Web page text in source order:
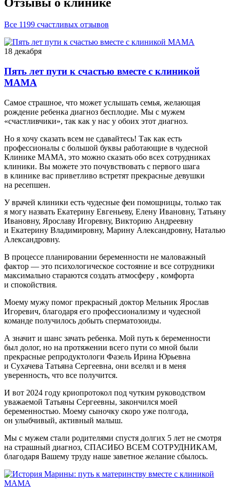
Отзывы о клинике
Все 1199 счастливых отзывов
18 декабря
Пять лет пути к счастью вместе с клиникой
МАМА
Самое страшное, что может услышать семья, желающая
рождение ребенка диагноз бесплодие. Мы с мужем
«счастливчики», так как у нас у обоих этот диагноз.
Но я хочу сказать всем не сдавайтесь! Так как есть
профессионалы с большой буквы работающие в чудесной
Клинике МАМА, это можно сказать обо всех сотрудниках
клиники. Вы можете это почувствовать с первого шага
в клинике вас приветливо встретят прекрасные девушки
на ресепшен.
У врачей клиники есть чудесные феи помощницы, только так
я могу назвать Екатерину Евгеньеву, Елену Ивановну, Татьяну
Ивановну, Ярославу Игоревну, Викторию Андреевну
и Екатерину Владимировну, Марину Александровну, Наталью
Александровну.
В процессе планировании беременности не маловажный
фактор — это психологическое состояние и все сотрудники
максимально стараются создать атмосферу , комфорта
и спокойствия.
Моему мужу помог прекрасный доктор Мельник Ярослав
Игоревич, благодаря его профессионализму и чудесной
команде получилось добыть сперматозоиды.
А значит и шанс зачать ребенка. Мой путь к беременности
был долог, но на протяжении всего пути со мной были
прекрасные репродуктологи Фазель Ирина Юрьевна
и Сухачева Татьяна Сергеевна, они вселял и в меня
уверенность, что все получится.
И вот 2024 году криопротокол под чутким руководством
уважаемой Татьяны Сергеевны, закончился моей
беременностью. Моему сыночку скоро уже полгода,
он улыбчивый, активный малыш.
Мы с мужем стали родителями спустя долгих 5 лет не смотря
на страшный диагноз, СПАСИБО ВСЕМ СОТРУДНИКАМ,
благодаря Вашему труду наше заветное желание сбылось.